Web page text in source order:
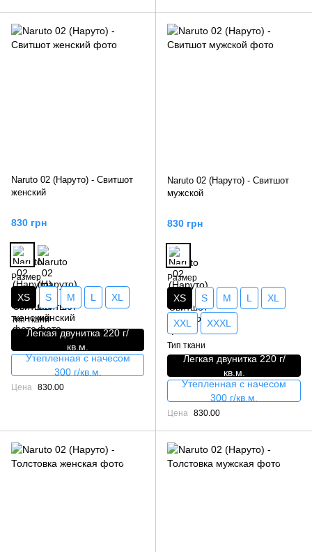
Naruto 02 (Наруто) - Свитшот
женский
830 грн
Размер
XS S M L XL
Тип ткани
Легкая двунитка 220 г/
кв.м.
Утепленная с начесом
300 г/кв.м.
Цена 830.00
Naruto 02 (Наруто) - Свитшот
мужской
830 грн
Размер
XS S M L XL
XXL XXXL
Тип ткани
Легкая двунитка 220 г/
кв.м.
Утепленная с начесом
300 г/кв.м.
Цена 830.00